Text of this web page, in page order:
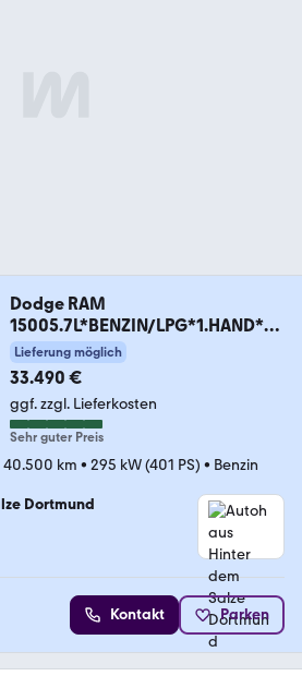
Dodge RAM
15005.7L*BENZIN/LPG*1.HAND*U
NFALLFREI*LPG
Lieferung möglich
33.490 €
ggf. zzgl. Lieferkosten
Sehr guter Preis
40.500 km • 295 kW (401 PS) • Benzin
Dortmund
Kontakt Parken